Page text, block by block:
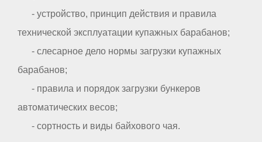
- устройство, принцип действия и правила
технической эксплуатации купажных барабанов;
- слесарное дело нормы загрузки купажных
барабанов;
- правила и порядок загрузки бункеров
автоматических весов;
- сортность и виды байхового чая.